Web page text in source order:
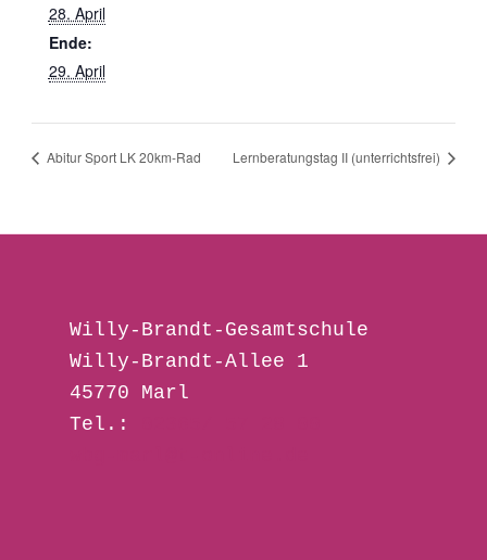
28. April
Ende:
29. April
Abitur Sport LK 20km-Rad Lernberatungstag II (unterrichtsfrei)
Willy-Brandt-Gesamtschule
Willy-Brandt-Allee 1
45770 Marl
Tel.: